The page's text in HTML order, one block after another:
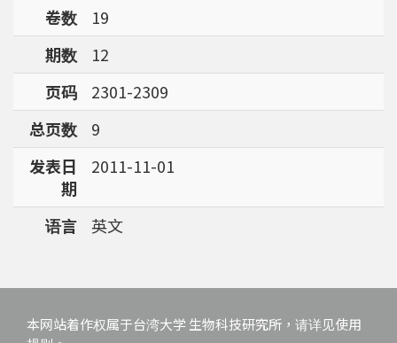
卷数
19
期数
12
页码
2301-2309
总页数
9
发表日
期
2011-11-01
语言 英文
本网站着作权属于台湾大学 生物科技研究所，请详见使用